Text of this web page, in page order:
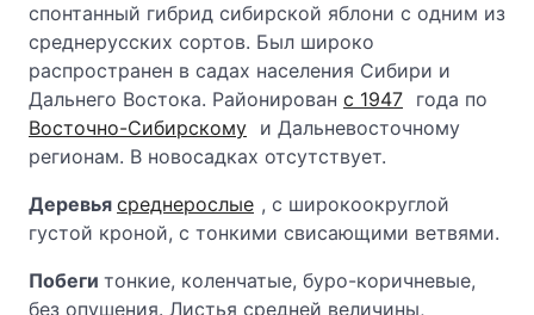
спонтанный гибрид сибирской яблони с одним из
среднерусских сортов. Был широко
распространен в садах населения Сибири и
Дальнего Востока. Районирован с 1947 года по
Восточно-Сибирскому и Дальневосточному
регионам. В новосадках отсутствует.
Деревья среднерослые , с широкоокруглой
густой кроной, с тонкими свисающими ветвями.
Побеги тонкие, коленчатые, буро-коричневые,
без опушения. Листья средней величины,